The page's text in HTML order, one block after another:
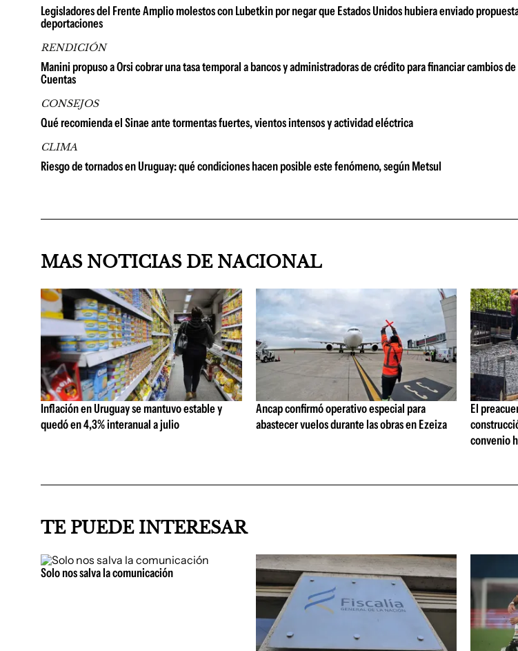
Legisladores del Frente Amplio molestos con Lubetkin por negar que Estados Unidos hubiera enviado
deportaciones
RENDICIÓN
Manini propuso a Orsi cobrar una tasa temporal a bancos y administradoras de crédito para financiar cambios
Cuentas
CONSEJOS
Qué recomienda el Sinae ante tormentas fuertes, vientos intensos y actividad eléctrica
CLIMA
Riesgo de tornados en Uruguay: qué condiciones hacen posible este fenómeno, según Metsul
MAS NOTICIAS DE NACIONAL
Inflación en Uruguay se mantuvo estable y
quedó en 4,3% interanual a julio
Ancap confirmó operativo especial para
abastecer vuelos durante las obras en Ezeiza
El
convenio
TE PUEDE INTERESAR
Solo nos salva la comunicación